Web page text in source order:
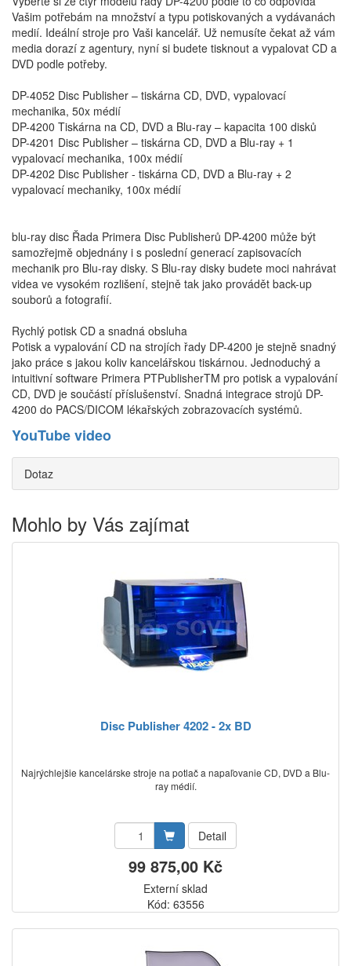
Vašim potřebám na množství a typu potiskovaných a vydávanách
medií. Ideální stroje pro Vaši kancelář. Už nemusíte čekat až vám
media dorazí z agentury, nyní si budete tisknout a vypalovat CD a
DVD podle potřeby.
DP-4052 Disc Publisher – tiskárna CD, DVD, vypalovací
mechanika, 50x médií
DP-4200 Tiskárna na CD, DVD a Blu-ray – kapacita 100 disků
DP-4201 Disc Publisher – tiskárna CD, DVD a Blu-ray + 1
vypalovací mechanika, 100x médií
DP-4202 Disc Publisher - tiskárna CD, DVD a Blu-ray + 2
vypalovací mechaniky, 100x médií
blu-ray disc Řada Primera Disc Publisherů DP-4200 může být
samozřejmě objednány i s poslední generací zapisovacích
mechanik pro Blu-ray disky. S Blu-ray disky budete moci nahrávat
videa ve vysokém rozlišení, stejně tak jako provádět back-up
souborů a fotografií.
Rychlý potisk CD a snadná obsluha
Potisk a vypalování CD na strojích řady DP-4200 je stejně snadný
jako práce s jakou koliv kancelářskou tiskárnou. Jednoduchý a
intuitivní software Primera PTPublisherTM pro potisk a vypalování
CD, DVD je součástí příslušenství. Snadná integrace strojů DP-
4200 do PACS/DICOM lékařských zobrazovacích systémů.
YouTube video
Dotaz
Mohlo by Vás zajímat
Disc Publisher 4202 - 2x BD
Najrýchlejšie kancelárske stroje na potlač a napaľovanie CD, DVD a Blu-
ray médií.
Detail
99 875,00 Kč
Externí sklad
Kód: 63556